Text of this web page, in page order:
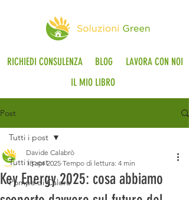
RICHIEDI CONSULENZA BLOG
LAVORA CON NOI
IL MIO LIBRO
Post
Tutti i post
Pompa di Calore
Tutti i post
Key Energy 2025: cosa abbiamo
Davide Calabrò
18 apr 2025 Tempo di lettura: 4 min